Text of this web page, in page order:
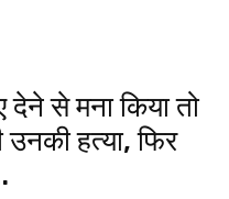
देने से मना किया तो
हत्या, फिर